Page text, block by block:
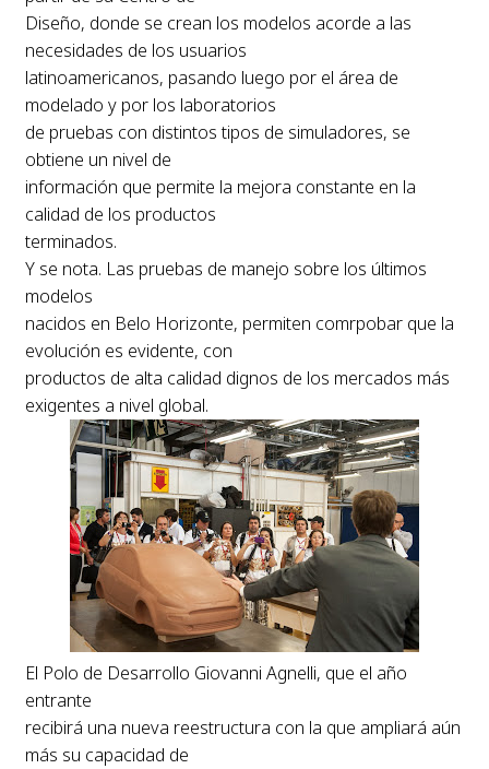
Diseño, donde se crean los modelos acorde a las
necesidades de los usuarios
latinoamericanos, pasando luego por el área de
modelado y por los laboratorios
de pruebas con distintos tipos de simuladores, se
obtiene un nivel de
información que permite la mejora constante en la
calidad de los productos
terminados.
Y se nota. Las pruebas de manejo sobre los últimos
modelos
nacidos en Belo Horizonte, permiten comrpobar que la
evolución es evidente, con
productos de alta calidad dignos de los mercados más
exigentes a nivel global.
El Polo de Desarrollo Giovanni Agnelli, que el año
entrante
recibirá una nueva reestructura con la que ampliará aún
más su capacidad de